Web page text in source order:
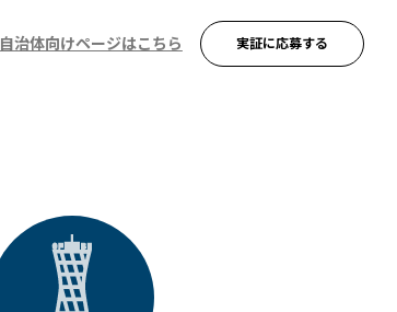
自治体向けページはこちら 実証に応募する